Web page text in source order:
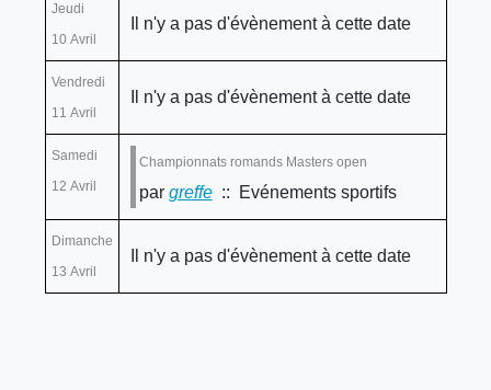
Jeudi
10 Avril
Il n'y a pas d'évènement à cette date
Vendredi
11 Avril
Il n'y a pas d'évènement à cette date
Samedi
12 Avril
Championnats romands Masters open
par greffe:: Evénements sportifs
Dimanche
13 Avril
Il n'y a pas d'évènement à cette date